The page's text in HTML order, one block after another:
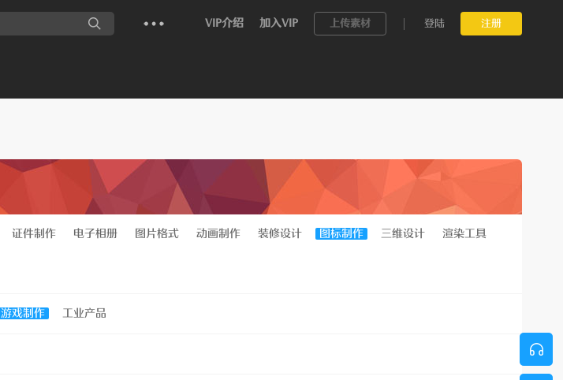
VIP介绍 加入VIP 上传素材 登陆 注册
证件制作 电子相册 图片格式 动画制作 装修设计 图标制作 三维设计 渲染工具
游戏制作 工业产品